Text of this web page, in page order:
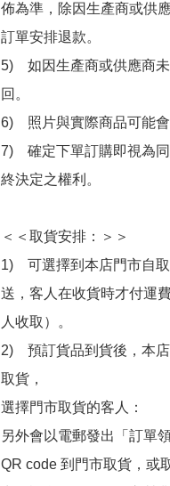
佈為準，除因生產商或供
訂單安排退款。
5)　如因生產商或供應商
回。
6)　照片與實際商品可能
7)　確定下單訂購即視為
終決定之權利。
＜＜取貨安排：＞＞
1)　可選擇到本店門市自
送，客人在收貨時才付運
人收取）。
2)　預訂貨品到貨後，本
取貨，
選擇門市取貨的客人：
另外會以電郵發出「訂單
QR code 到門市取貨，或